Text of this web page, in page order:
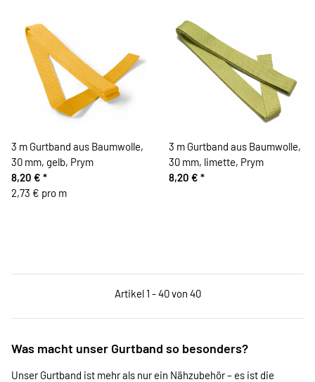
3 m Gurtband aus Baumwolle,
30 mm, gelb, Prym
8,20 € *
2,73 € pro m
3 m Gurtband aus Baumwolle,
30 mm, limette, Prym
8,20 € *
Artikel 1 - 40 von 40
Was macht unser Gurtband so besonders?
Unser Gurtband ist mehr als nur ein Nähzubehör – es ist die